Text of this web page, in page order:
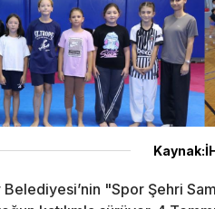
Belediyesi’nin "Spor Şehri